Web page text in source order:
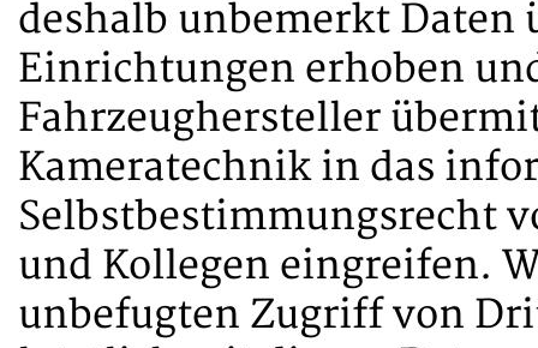
deshalb unbemerkt Daten
Einrichtungen erhoben
Fahrzeughersteller
Kameratechnik in das
Selbstbestimmungsrecht
und Kollegen eingreifen.
unbefugten Zugriff von